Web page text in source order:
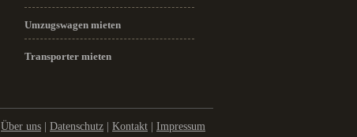
Umzugswagen mieten
Transporter mieten
Über uns Datenschutz Kontakt Impressum